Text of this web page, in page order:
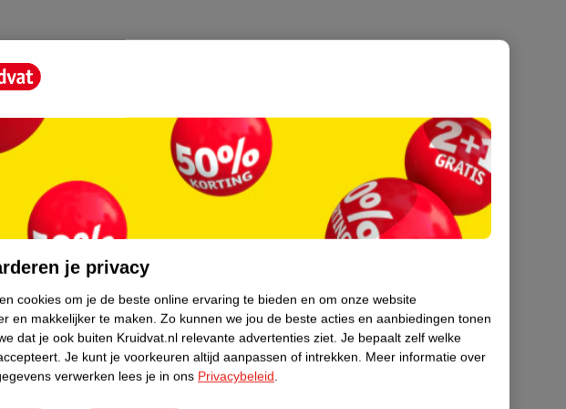
levensduur
je privacy
cookies om je de beste online ervaring te bieden en om onze website
en makkelijker te maken. Zo kunnen we jou de beste acties en aanbiedingen tonen
dat je ook buiten Kruidvat.nl relevante advertenties ziet. Je bepaalt zelf welke
Je kunt je voorkeuren altijd aanpassen of intrekken. Meer informatie over
verwerken lees je in ons Privacybeleid.